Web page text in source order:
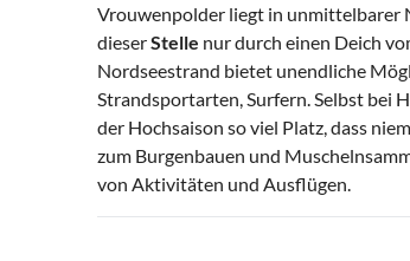
Vrouwenpolder liegt in unmittelbarer
dieserStelle nur durch einen Deich
Nordseestrand bietet unendliche
Strandsportarten, Surfern. Selbst bei
der Hochsaison so viel Platz, dass
zum Burgenbauen und
von Aktivitäten und Ausflügen.